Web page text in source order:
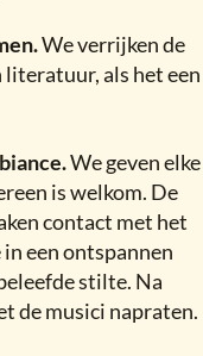
We verrijken de
als het een
We geven elke
is welkom. De
contact met het
een ontspannen
stilte. Na
de musici napraten.